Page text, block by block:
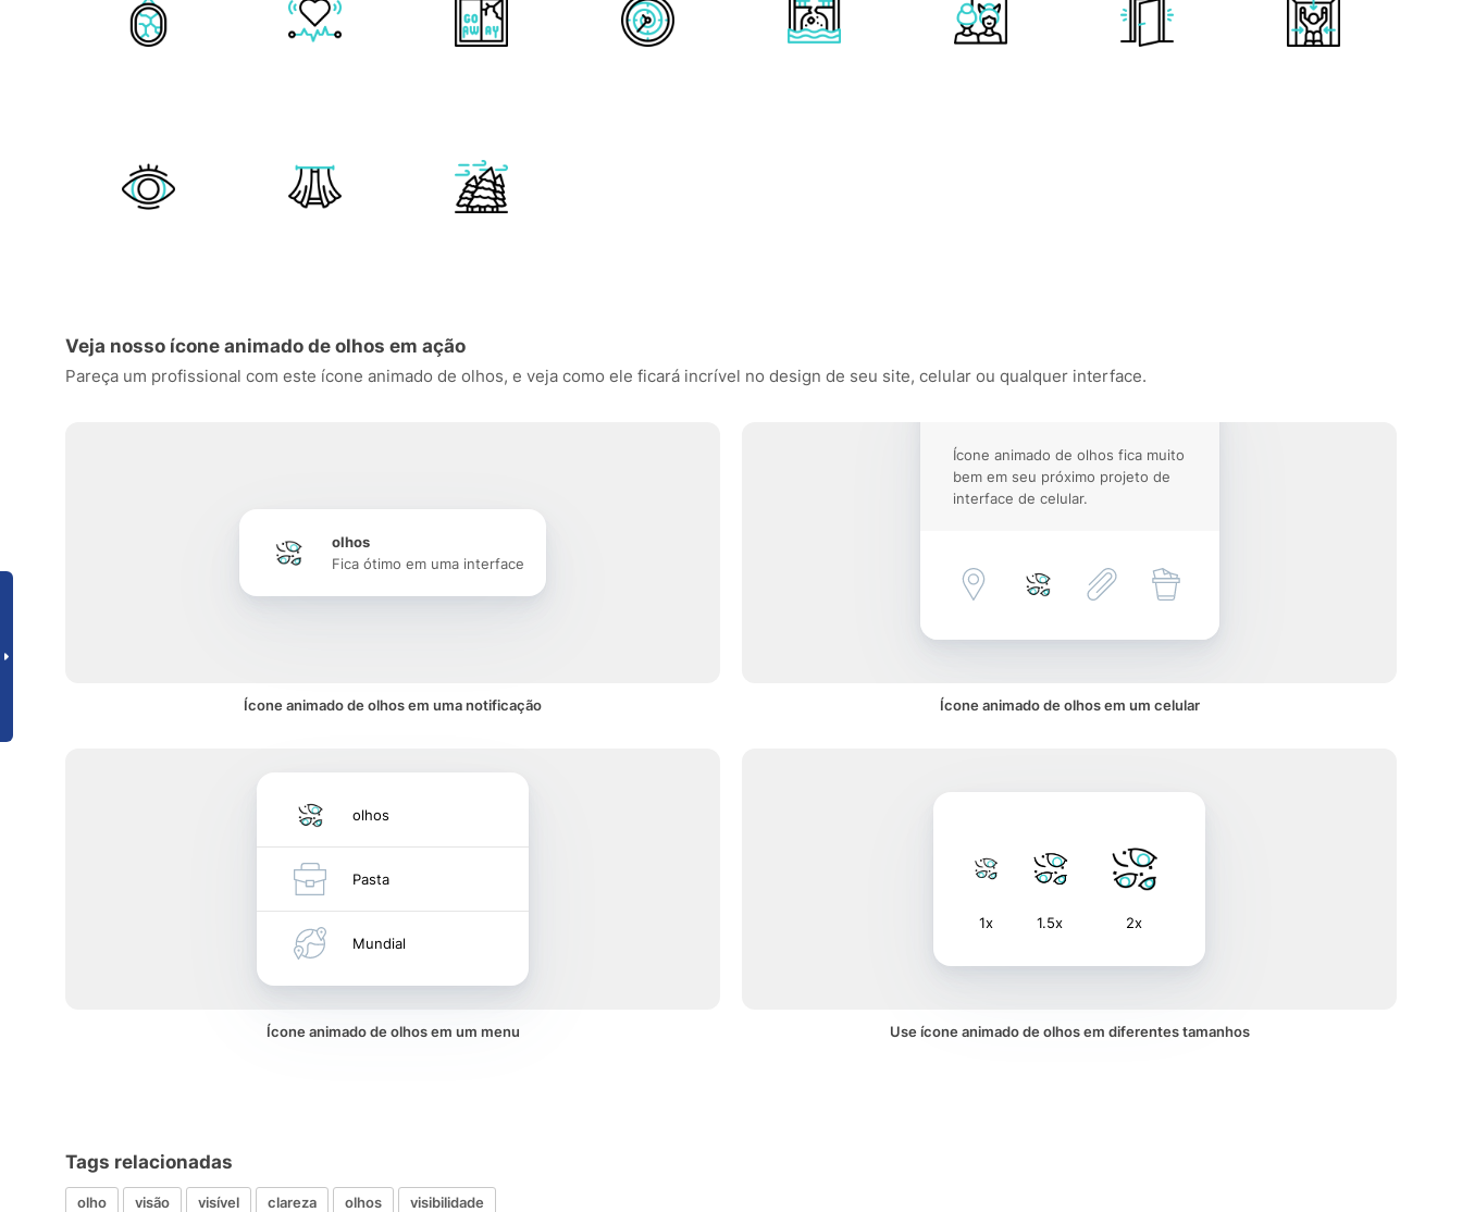
Veja nosso ícone animado de olhos em ação
Pareça um profissional com este ícone animado de olhos, e veja como ele ficará incrível no design de seu site, celular ou qualquer interface.
olhos
Fica ótimo em uma interface
Ícone animado de olhos em uma notificação
Ícone animado de olhos fica muito
bem em seu próximo projeto de
interface de celular.
Ícone animado de olhos em um celular
olhos
Pasta
Mundial
Ícone animado de olhos em um menu
1x 1.5x 2x
Use ícone animado de olhos em diferentes tamanhos
Tags relacionadas
olho visão visível clareza olhos visibilidade